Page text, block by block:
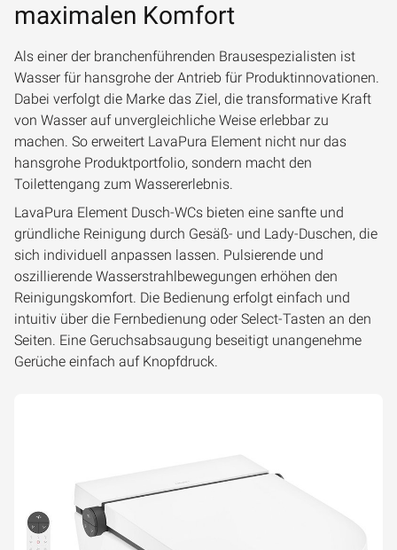
maximalen Komfort
Als einer der branchenführenden Brausespezialisten ist
Wasser für hansgrohe der Antrieb für Produktinnovationen.
Dabei verfolgt die Marke das Ziel, die transformative Kraft
von Wasser auf unvergleichliche Weise erlebbar zu
machen. So erweitert LavaPura Element nicht nur das
hansgrohe Produktportfolio, sondern macht den
Toilettengang zum Wassererlebnis.
LavaPura Element Dusch-WCs bieten eine sanfte und
gründliche Reinigung durch Gesäß- und Lady-Duschen, die
sich individuell anpassen lassen. Pulsierende und
oszillierende Wasserstrahlbewegungen erhöhen den
Reinigungskomfort. Die Bedienung erfolgt einfach und
intuitiv über die Fernbedienung oder Select-Tasten an den
Seiten. Eine Geruchsabsaugung beseitigt unangenehme
Gerüche einfach auf Knopfdruck.